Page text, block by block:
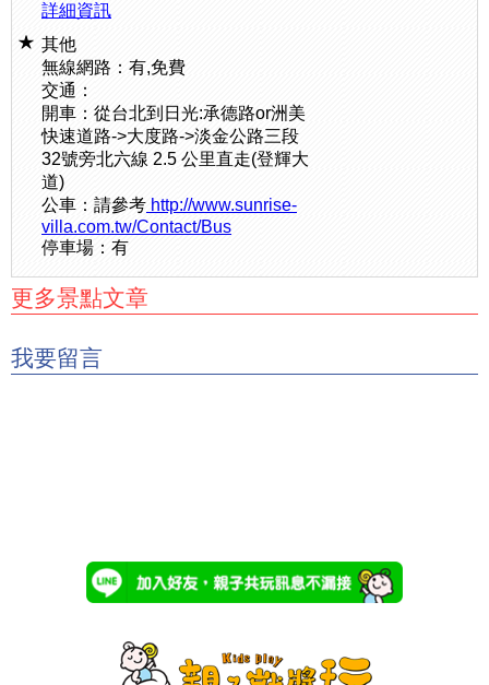
詳細資訊
其他
無線網路：有,免費
交通：
開車：從台北到日光:承德路or洲美
快速道路->大度路->淡金公路三段
32號旁北六線 2.5 公里直走(登輝大
道)
公車：請參考 http://www.sunrise-
villa.com.tw/Contact/Bus
停車場：有
更多景點文章
我要留言